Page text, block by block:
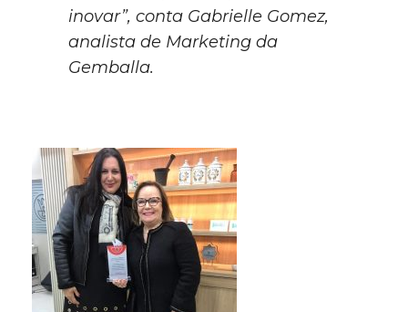
inovar”, conta Gabrielle Gomez,
analista de Marketing da
Gemballa.